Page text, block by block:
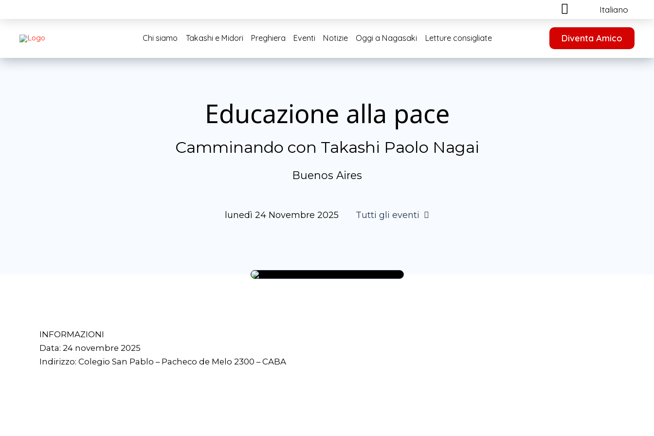
Italiano
Chi siamo Takashi e Midori Preghiera Eventi Notizie Oggi a Nagasaki Letture consigliate Diventa Amico
Educazione alla pace
Camminando con Takashi Paolo Nagai
Buenos Aires
lunedì 24 Novembre 2025 Tutti gli eventi
INFORMAZIONI
Data: 24 novembre 2025
Indirizzo: Colegio San Pablo – Pacheco de Melo 2300 – CABA